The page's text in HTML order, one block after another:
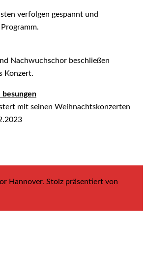
verfolgen gespannt und
Nachwuchschor beschließen
Konzert.
mit seinen Weihnachtskonzerten
Hannover. Stolz präsentiert von